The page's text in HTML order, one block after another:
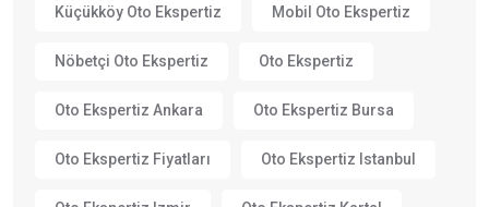
Küçükköy Oto Ekspertiz Mobil Oto Ekspertiz
Nöbetçi Oto Ekspertiz Oto Ekspertiz
Oto Ekspertiz Ankara Oto Ekspertiz Bursa
Oto Ekspertiz Fiyatları Oto Ekspertiz Istanbul